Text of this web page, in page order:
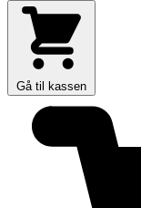
Gå til kassen